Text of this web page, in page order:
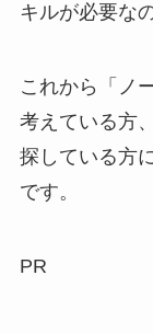
キルが必要な
これから「ノ
考えている方
探している方
です。
PR